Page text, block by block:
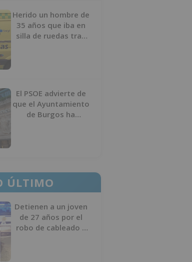
Herido un hombre de
35 años que iba en
silla de ruedas tras
El PSOE advierte de
que el Ayuntamiento
de Burgos ha
ÚLTIMO
Detienen a un joven
de 27 años por el
robo de cableado y